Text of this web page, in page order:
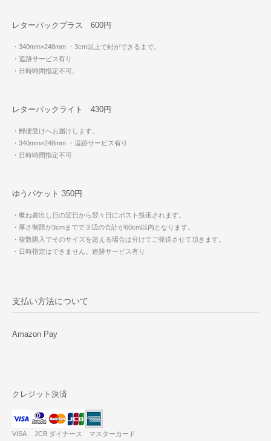
レターパックプラス 600円
・340mm×248mm ・3cm以上で封ができるまで。
・追跡サービス有り
・日時時間指定不可。
レターパックライト 430円
・郵便受けへお届けします。
・340mm×248mm ・追跡サービス有り
・日時時間指定不可
ゆうパケット 350円
・概ね差出し日の翌日から翌々日にポスト投函されます。
・厚さ制限が3cmまでで３辺の合計が60cm以内となります。
・複数購入でそのサイズを超える場合は分けてご発送させて頂きます。
・日時指定はできません。追跡サービス有り
支払い方法について
Amazon Pay
クレジット決済
VISA JCB ダイナース マスターカード